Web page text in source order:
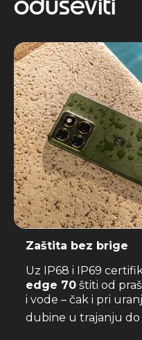
oduševiti
Zaštita bez brige
Uz IP68 i IP69
edge 70štiti od
i vode – čak i pri
dubine u trajanju